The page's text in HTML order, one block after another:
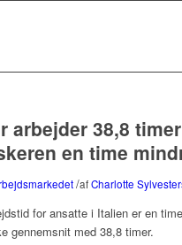
arbejder 38,8
en time
/afCharlotte
for ansatte i Italien er en
gennemsnit med 38,8 timer.